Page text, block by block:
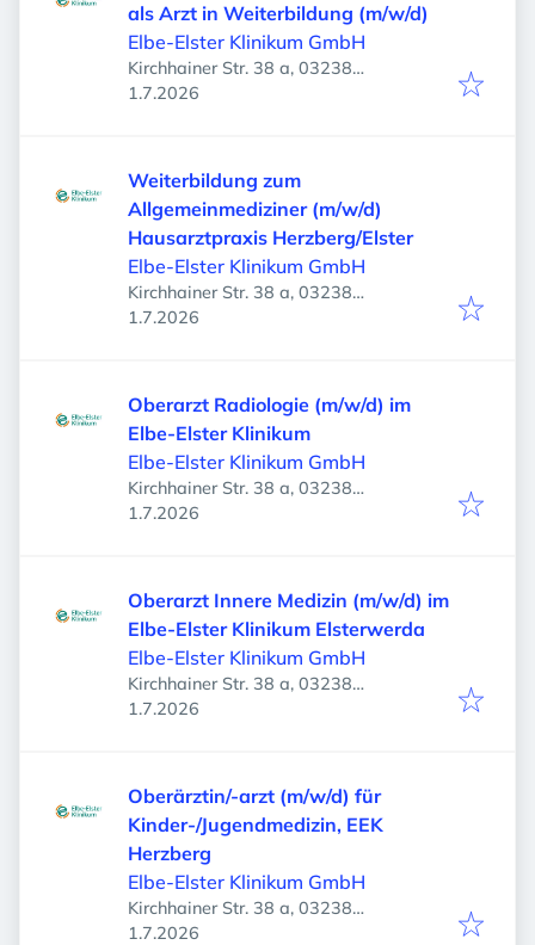
als Arzt in Weiterbildung (m/w/d)
Elbe-Elster Klinikum GmbH
Kirchhainer Str. 38 a, 03238
Finsterwalde, Deutschland
Veröffentlicht
1.7.2026
Weiterbildung zum
Allgemeinmediziner (m/w/d)
Hausarztpraxis Herzberg/Elster
Elbe-Elster Klinikum GmbH
Kirchhainer Str. 38 a, 03238
Finsterwalde, Deutschland
Veröffentlicht
1.7.2026
Oberarzt Radiologie (m/w/d) im
Elbe-Elster Klinikum
Elbe-Elster Klinikum GmbH
Kirchhainer Str. 38 a, 03238
Finsterwalde, Deutschland
Veröffentlicht
1.7.2026
Oberarzt Innere Medizin (m/w/d) im
Elbe-Elster Klinikum Elsterwerda
Elbe-Elster Klinikum GmbH
Kirchhainer Str. 38 a, 03238
Finsterwalde, Deutschland
Veröffentlicht
1.7.2026
Oberärztin/-arzt (m/w/d) für
Kinder-/Jugendmedizin, EEK
Herzberg
Elbe-Elster Klinikum GmbH
Kirchhainer Str. 38 a, 03238
Finsterwalde, Deutschland
Veröffentlicht
1.7.2026